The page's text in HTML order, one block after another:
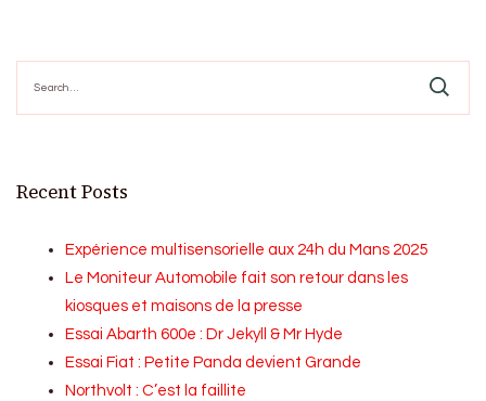
for:
Recent Posts
Expérience multisensorielle aux 24h du Mans 2025
Le Moniteur Automobile fait son retour dans les
kiosques et maisons de la presse
Essai Abarth 600e : Dr Jekyll & Mr Hyde
Essai Fiat : Petite Panda devient Grande
Northvolt : C’est la faillite